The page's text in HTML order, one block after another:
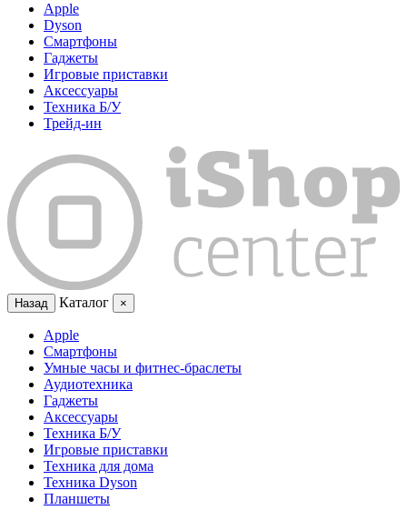
Apple
Dyson
Смартфоны
Гаджеты
Игровые приставки
Аксессуары
Техника Б/У
Трейд-ин
Назад Каталог ×
Apple
Смартфоны
Умные часы и фитнес-браслеты
Аудиотехника
Гаджеты
Аксессуары
Техника Б/У
Игровые приставки
Техника для дома
Техника Dyson
Планшеты